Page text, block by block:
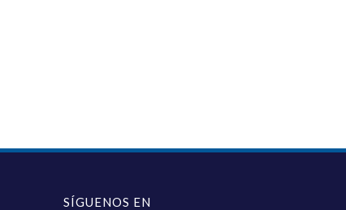
SÍGUENOS EN